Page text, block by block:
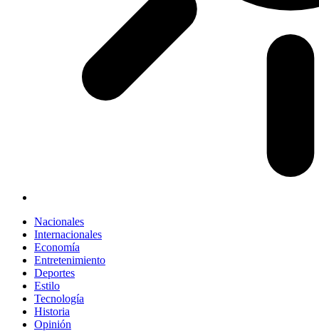
Nacionales
Internacionales
Economía
Entretenimiento
Deportes
Estilo
Tecnología
Historia
Opinión